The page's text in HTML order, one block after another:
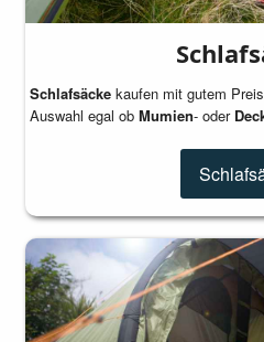
Schlafsäcke kaufen mit gutem
Auswahl egal ob Mumien- oder